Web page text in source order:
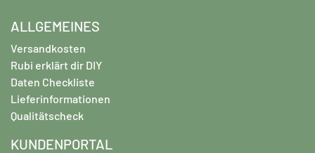
ALLGEMEINES
Versandkosten
Rubi erklärt dir DIY
Daten Checkliste
Lieferinformationen
Qualitätscheck
KUNDENPORTAL